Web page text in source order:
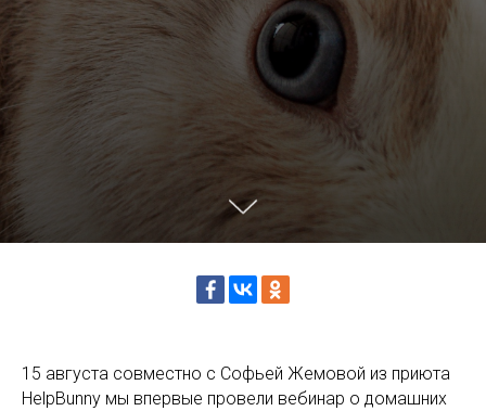
15 августа совместно с Софьей Жемовой из приюта
HelpBunny мы впервые провели вебинар о домашних